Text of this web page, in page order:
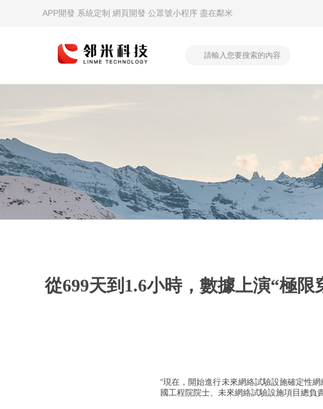
APP開發 系統定制 網頁開發 公眾號小程序 盡在鄰米
從699天到1.6小時，數據上演“極
“現在，開始進行未來網絡試驗設施確定性
國工程院院士、未來網絡試驗設施項目總負